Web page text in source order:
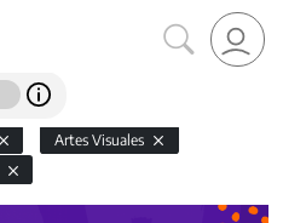
Artes Visuales